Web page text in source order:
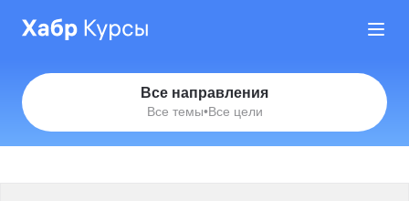
Все направления
Все темы•Все цели